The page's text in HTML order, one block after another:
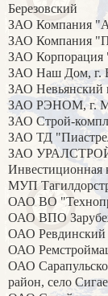
Березовский
ЗАО Компания
ЗАО Компания
ЗАО Корпорация
ЗАО Наш Дом, г.
ЗАО Невьянский
ЗАО РЭНОМ, г.
ЗАО Строй-
ЗАО ТД
ЗАО УРАЛСТРОЙ-
Инвестиционная
МУП
ОАО ВО
ОАО ВПО
ОАО Ревдинский
ОАО
ОАО
район, село